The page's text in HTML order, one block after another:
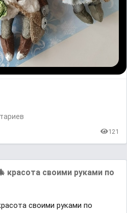
121
красота своими руками по
своими руками по